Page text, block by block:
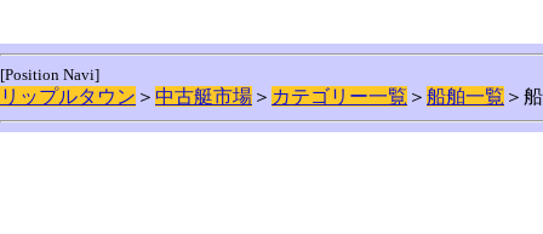
[Position Navi]
リップルタウン ＞ 中古艇市場 ＞ カテゴリー一覧 ＞ 船舶一覧 ＞